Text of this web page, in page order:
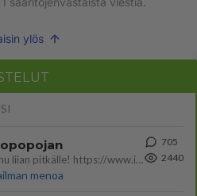
ylös
Nyt menee kissalan poikien touhu liian pitkälle! https://www.is.fi/kotimaa/art-2000012193221.html Karu video mopomiiti
menoa
705
2440